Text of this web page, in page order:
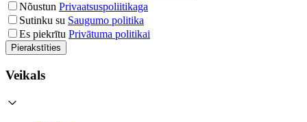
Nõustun Privaatsuspoliitikaga
Sutinku su Saugumo politika
Es piekrītu Privātuma politikai
Pierakstīties
Veikals